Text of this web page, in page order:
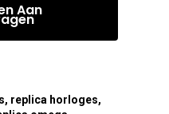
Aan
, replica horloges,